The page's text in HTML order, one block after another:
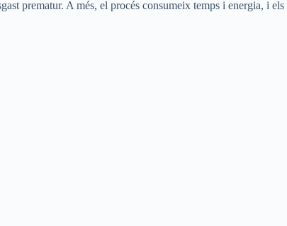
prematur. A més, el procés consumeix temps i energia, i els